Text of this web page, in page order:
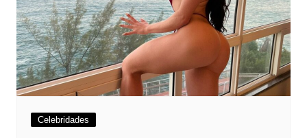
Celebridades